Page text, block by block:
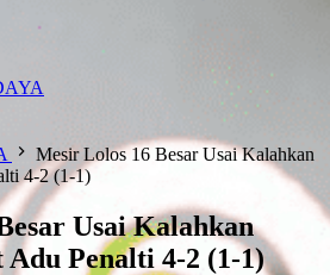
Mesir Lolos 16 Besar Usai Kalahkan
4-2 (1-1)
Usai Kalahkan
Penalti 4-2 (1-1)